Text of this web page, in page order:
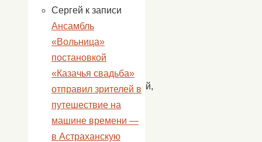
чистый
праздник
наших
родителей,
бабушек
и
дедушек.
Сергей к записи
Ансамбль
«Вольница»
постановкой
«Казачья свадьба»
отправил зрителей в
путешествие на
машине времени —
в Астраханскую